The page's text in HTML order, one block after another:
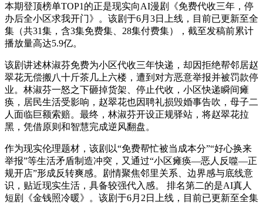
本期登顶榜单TOP1的正是现实向AI漫剧《免费代收三年，停
办后全小区求我开门》。该剧于6月3日上线，目前已更新至全
集（共31集，含3集免费集、28集付费集），截至发稿前累计
播放量高达5.9亿。
该剧讲述林淑芬免费为小区代收三年快递，却因拒绝帮邻居赵
翠花无偿搬八十斤茶几上六楼，遭到对方恶意举报并被罚款停
业。林淑芬一怒之下砸掉货架、停止代收，小区快递瞬间瘫
痪，居民生活受影响，赵翠花也因聘礼损毁婚事告吹，母子二
人面临巨额索赔。最终，林淑芬开设正规驿站，将赵翠花拉
黑，凭借原则和智慧完成逆风翻盘。
作为现实伦理题材，该剧以“免费帮忙被当成本分”“好心换来
举报”等生活矛盾制造冲突，又通过“小区瘫痪—恶人反噬—正
规开店”形成反转爽感。剧情聚焦邻里关系、边界感与底线意
识，贴近现实生活，具备较强代入感。 排名第二的是AI真人
短剧《金钱照冷暖》。该剧于6月2日上线，目前已更新至全集